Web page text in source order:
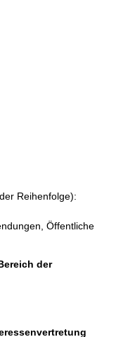
Reihenfolge):
Öffentliche
der